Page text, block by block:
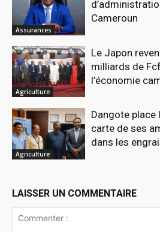
Assurances
Cameroun
Agriculture
Le Japon
milliards de
l’économie
Agriculture
Dangote place
carte de ses
dans les
LAISSER UN COMMENTAIRE